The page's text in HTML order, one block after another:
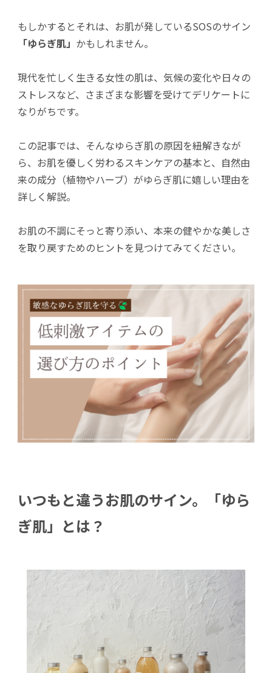
もしかするとそれは、お肌が発しているSOSのサイン
「ゆらぎ肌」 かもしれません。
現代を忙しく生きる女性の肌は、気候の変化や日々の
ストレスなど、さまざまな影響を受けてデリケートに
なりがちです。
この記事では、そんなゆらぎ肌の原因を紐解きなが
ら、お肌を優しく労わるスキンケアの基本と、自然由
来の成分（植物やハーブ）がゆらぎ肌に嬉しい理由を
詳しく解説。
お肌の不調にそっと寄り添い、本来の健やかな美しさ
を取り戻すためのヒントを見つけてみてください。
いつもと違うお肌のサイン。「ゆら
ぎ肌」とは？